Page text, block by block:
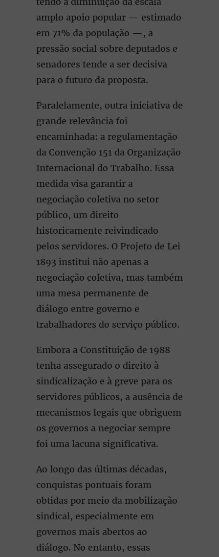
amplo apoio popular — estimado
em 71% da população —, a
pressão social sobre deputados e
senadores tende a ser decisiva
para o futuro da proposta.
Paralelamente, outra iniciativa de
grande relevância foi
encaminhada: a regulamentação
da Convenção 151 da Organização
Internacional do Trabalho. Essa
medida visa garantir a
negociação coletiva no setor
público, um direito
historicamente reivindicado
pelos servidores. O Projeto de Lei
1893 institui não apenas a
negociação coletiva, mas também
uma mesa permanente de
diálogo entre governo e
trabalhadores do serviço público.
Embora a Constituição de 1988
tenha assegurado o direito à
sindicalização e à greve para os
servidores públicos, a ausência de
mecanismos legais que obriguem
os governos a negociar sempre
foi uma lacuna significativa.
Ao longo das últimas décadas,
conquistas pontuais foram
obtidas por meio da mobilização
sindical, especialmente em
governos mais abertos ao
diálogo. No entanto, essas